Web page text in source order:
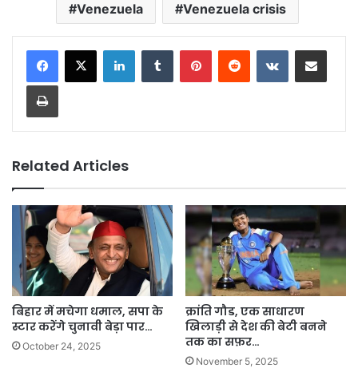
Venezuela Venezuela crisis
LinkedInTumblr PinterestReddit VKontakteShare via Email
Print
Related Articles
बिहार में मचेगा धमाल, सपा के
स्टार करेंगे चुनावी बेड़ा पार…
October 24, 2025
क्रांति गौड, एक साधारण
खिलाड़ी से देश की बेटी बनने
तक का सफ़र…
November 5, 2025